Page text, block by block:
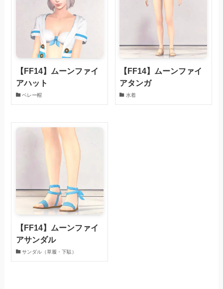
【FF14】ムーンファイ
アハット
ベレー帽
【FF14】ムーンファイ
アタンガ
水着
【FF14】ムーンファイ
アサンダル
サンダル（草履・下駄）